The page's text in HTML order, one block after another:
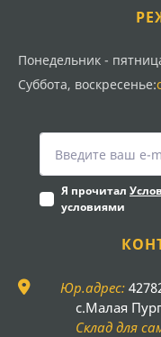
Понедельник -
Суббота, воскресенье:
Я прочитал
условиями
Юр.адрес:
с.Малая
Склад для